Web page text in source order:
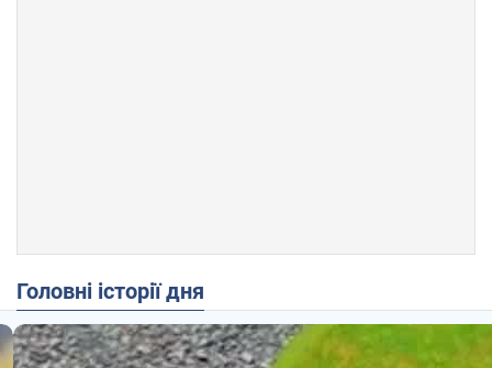
Головні історії дня